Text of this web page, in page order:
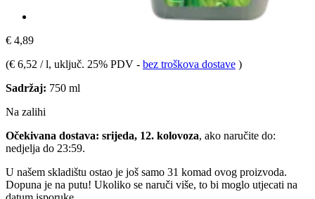
€ 4,89
(€ 6,52 / l, uključ. 25% PDV - bez troškova dostave )
Sadržaj: 750 ml
Na zalihi
Očekivana dostava: srijeda, 12. kolovoza, ako naručite do:
nedjelja do 23:59.
U našem skladištu ostao je još samo 31 komad ovog proizvoda.
Dopuna je na putu! Ukoliko se naruči više, to bi moglo utjecati na